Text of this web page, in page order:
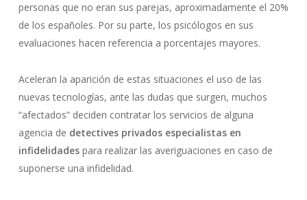
personas que no eran sus parejas, aproximadamente el 20%
de los españoles. Por su parte, los psicólogos en sus
evaluaciones hacen referencia a porcentajes mayores.
Aceleran la aparición de estas situaciones el uso de las
nuevas tecnologías, ante las dudas que surgen, muchos
“afectados” deciden contratar los servicios de alguna
agencia de detectives privados especialistas en
infidelidadespara realizar las averiguaciones en caso de
suponerse una infidelidad.